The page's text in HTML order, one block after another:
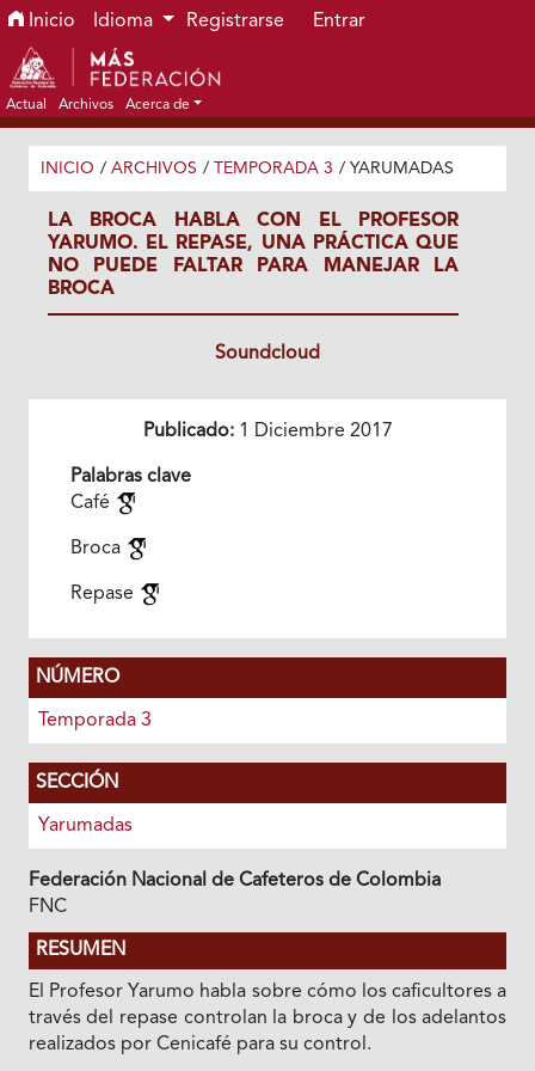
Ir al menú de navegación principal
Ir al contenido principal
Ir al pie de página del sitio
Inicio Idioma Registrarse Entrar
Actual Archivos Acerca de
INICIO / ARCHIVOS / TEMPORADA 3 / YARUMADAS
LA BROCA HABLA CON EL PROFESOR
YARUMO. EL REPASE, UNA PRÁCTICA QUE
NO PUEDE FALTAR PARA MANEJAR LA
BROCA
Soundcloud
Publicado:1 Diciembre 2017
Palabras clave
Café
Broca
Repase
NÚMERO
Temporada 3
SECCIÓN
Yarumadas
Federación Nacional de Cafeteros de Colombia
FNC
RESUMEN
El Profesor Yarumo habla sobre cómo los caficultores a
través del repase controlan la broca y de los adelantos
realizados por Cenicafé para su control.